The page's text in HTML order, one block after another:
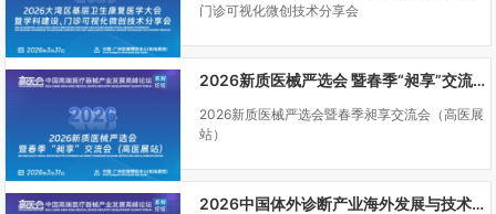
门诊可视化微创技术分享会
2026新质医械严选会 暨春季“昶享”交流会（高医展站）
2026新质医械严选会暨春季昶享交流会（高医展
站）
2026中国体外诊断产业海外发展与技术创新大会